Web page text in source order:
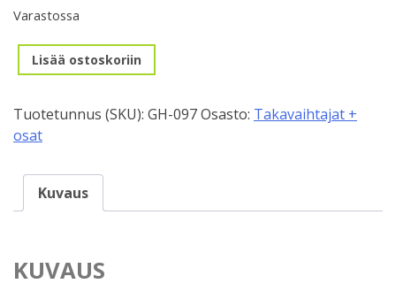
Varastossa
Takavaihtajan
korvake,
097
määrä
Lisää ostoskoriin
Tuotetunnus (SKU): GH-097Osasto: Takavaihtajat +
osat
Kuvaus
KUVAUS